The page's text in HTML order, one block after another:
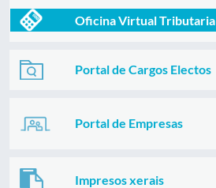
Oficina Virtual Tributaria
Portal de Cargos Electos
Portal de Empresas
Impresos xerais